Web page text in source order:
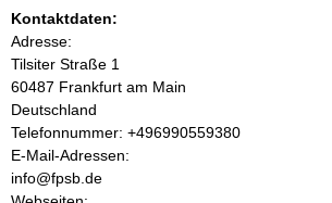
h
a
l
t
Kontaktdaten:
Adresse:
Tilsiter Straße 1
60487 Frankfurt am Main
Deutschland
K
o
n
Telefonnummer: +496990559380
E-Mail-Adressen:
info@fpsb.de